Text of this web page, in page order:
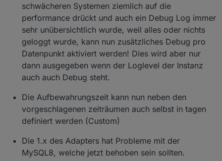
schwächeren Systemen ziemlich auf die
performance drückt und auch ein Debug Log immer
sehr unübersichtlich wurde, weil alles oder nichts
geloggt wurde, kann nun zusätzliches Debug pro
Datenpunkt aktiviert werden! Dies wird aber nur
dann ausgegeben wenn der Loglevel der Instanz
auch auch Debug steht.
Die Aufbewahrungszeit kann nun neben den
vorgeschlagenen zeiträumen auch selbst in tagen
definiert werden (Custom)
Die 1.x des Adapters hat Probleme mit der
MySQL8, welche jetzt behoben sein sollten.